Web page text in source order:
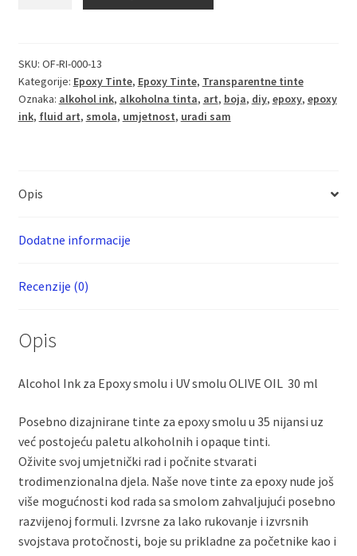
smolu
i
UV
smolu
ml
SKU: OF-RI-000-13
Kategorije: Epoxy Tinte, Epoxy Tinte, Transparentne tinte
Oznaka: alkohol ink, alkoholna tinta, art, boja, diy, epoxy, epoxy
ink, fluid art, smola, umjetnost, uradi sam
Opis
Dodatne informacije
Recenzije (0)
Opis
Alcohol Ink za Epoxy smolu i UV smolu OLIVE OIL 30 ml
Posebno dizajnirane tinte za epoxy smolu u 35 nijansi uz
već postojeću paletu alkoholnih i opaque tinti.
Oživite svoj umjetnički rad i počnite stvarati
trodimenzionalna djela. Naše nove tinte za epoxy nude još
više mogućnosti kod rada sa smolom zahvaljujući posebno
razvijenoj formuli. Izvrsne za lako rukovanje i izvrsnih
svojstava protočnosti, boje su prikladne za početnike kao i